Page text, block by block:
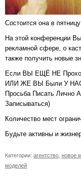
Состоится она в
На этой конференции
рекламной сфере, о
также получить новые
Если ВЫ ЕЩЁ НЕ
ИЛИ ЖЕ ВЫ Были У НАС,
Просьба Писать Лично
Записываться)
Количество мест
Будьте активны и
Категории: агентство новое
моделей